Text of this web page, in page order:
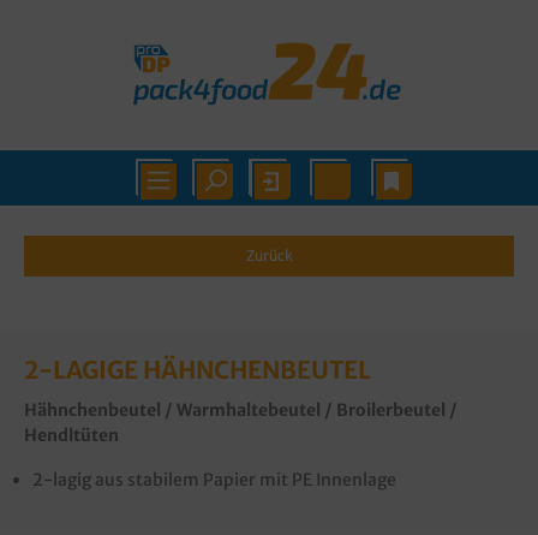
Zurück
2-LAGIGE HÄHNCHENBEUTEL
Hähnchenbeutel / Warmhaltebeutel / Broilerbeutel /
Hendltüten
2-lagig aus stabilem Papier mit PE Innenlage